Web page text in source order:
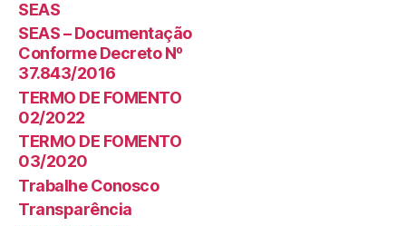
SEAS
SEAS – Documentação
Conforme Decreto Nº
37.843/2016
TERMO DE FOMENTO
02/2022
TERMO DE FOMENTO
03/2020
Trabalhe Conosco
Transparência